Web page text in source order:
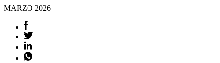
MARZO 2026